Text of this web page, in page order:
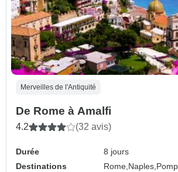
Merveilles de l'Antiquité
De Rome à Amalfi
4.2 (32 avis)
Durée
8 jours
Destinations
Rome, Naples,